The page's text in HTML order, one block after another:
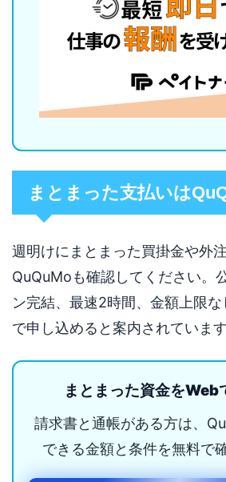
まとまった支払いは
週明けにまとまった買掛金や外
QuQuMoも確認してください。
ン完結、最速2時間、金額上限
で申し込めると案内されています
まとまった資金をWeb
請求書と通帳がある方は、
できる金額と条件を無料で